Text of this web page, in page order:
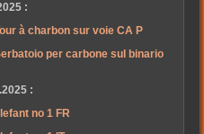
:
à charbon sur voie CA P
per carbone sul binario
:
no 1 FR